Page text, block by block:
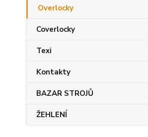
Overlocky
Coverlocky
Texi
Kontakty
BAZAR STROJŮ
ŽEHLENÍ